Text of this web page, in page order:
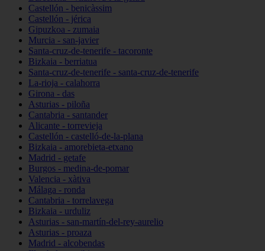
Castellón - benicàssim
Castellón - jérica
Gipuzkoa - zumaia
Murcia - san-javier
Santa-cruz-de-tenerife - tacoronte
Bizkaia - berriatua
Santa-cruz-de-tenerife - santa-cruz-de-tenerife
La-rioja - calahorra
Girona - das
Asturias - piloña
Cantabria - santander
Alicante - torrevieja
Castellón - castelló-de-la-plana
Bizkaia - amorebieta-etxano
Madrid - getafe
Burgos - medina-de-pomar
Valencia - xàtiva
Málaga - ronda
Cantabria - torrelavega
Bizkaia - urduliz
Asturias - san-martín-del-rey-aurelio
Asturias - proaza
Madrid - alcobendas